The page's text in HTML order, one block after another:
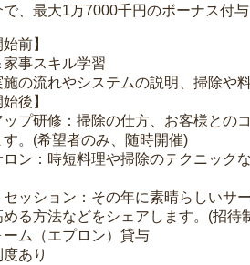
、最大1万7000千円のボーナス付与
前】
事スキル学習
の流れやシステムの説明、掃除や
後】
プ研修：掃除の仕方、お客様との
。(希望者のみ、随時開催)
ン：時短料理や掃除のテクニック
ッション：その年に素晴らしいサ
る方法などをシェアします。(招待
ム（エプロン）貸与
あり